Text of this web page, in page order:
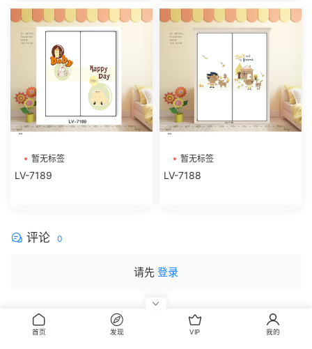
暂无标签
LV-7189
暂无标签
LV-7188
评论 0
请先 登录
首页 发现 VIP 我的